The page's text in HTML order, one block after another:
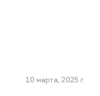
10 марта, 2025 г.